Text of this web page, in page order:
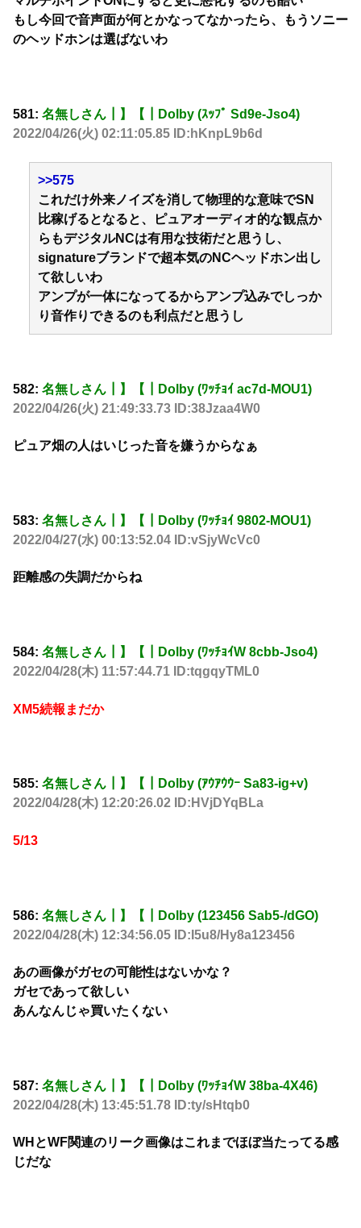
もし今回で音声面が何とかなってなかったら、もうソニー
のヘッドホンは選ばないわ
581: 名無しさん┃】【┃Dolby (ｽｯﾌﾟ Sd9e-Jso4)
2022/04/26(火) 02:11:05.85 ID:hKnpL9b6d
>>575
これだけ外来ノイズを消して物理的な意味でSN
比稼げるとなると、ピュアオーディオ的な観点か
らもデジタルNCは有用な技術だと思うし、
signatureブランドで超本気のNCヘッドホン出し
て欲しいわ
アンプが一体になってるからアンプ込みでしっか
り音作りできるのも利点だと思うし
582: 名無しさん┃】【┃Dolby (ﾜｯﾁｮｲ ac7d-MOU1)
2022/04/26(火) 21:49:33.73 ID:38Jzaa4W0
ピュア畑の人はいじった音を嫌うからなぁ
583: 名無しさん┃】【┃Dolby (ﾜｯﾁｮｲ 9802-MOU1)
2022/04/27(水) 00:13:52.04 ID:vSjyWcVc0
距離感の失調だからね
584: 名無しさん┃】【┃Dolby (ﾜｯﾁｮｲW 8cbb-Jso4)
2022/04/28(木) 11:57:44.71 ID:tqgqyTML0
XM5続報まだか
585: 名無しさん┃】【┃Dolby (ｱｳｱｳｳｰ Sa83-ig+v)
2022/04/28(木) 12:20:26.02 ID:HVjDYqBLa
5/13
586: 名無しさん┃】【┃Dolby (123456 Sab5-/dGO)
2022/04/28(木) 12:34:56.05 ID:I5u8/Hy8a123456
あの画像がガセの可能性はないかな？
ガセであって欲しい
あんなんじゃ買いたくない
587: 名無しさん┃】【┃Dolby (ﾜｯﾁｮｲW 38ba-4X46)
2022/04/28(木) 13:45:51.78 ID:ty/sHtqb0
WHとWF関連のリーク画像はこれまでほぼ当たってる感
じだな